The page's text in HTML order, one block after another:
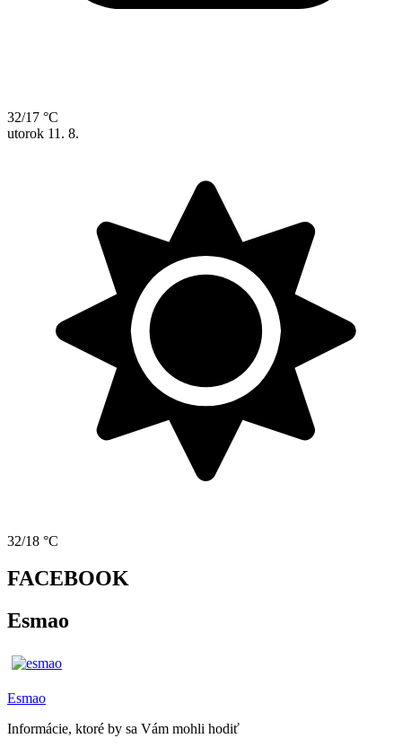
32/17 °C
utorok 11. 8.
32/18 °C
FACEBOOK
Esmao
Esmao
Informácie, ktoré by sa Vám mohli hodiť